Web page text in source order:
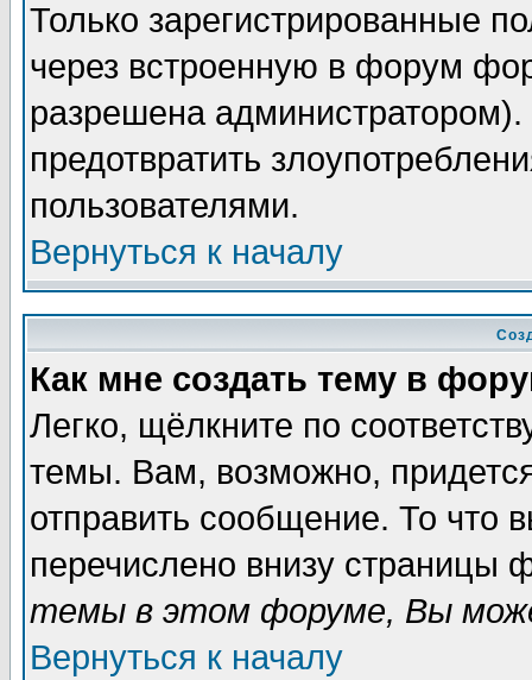
Только зарегистрированные
через встроенную в форум
разрешена
предотвратить
пользователями.
Вернуться к началу
Как мне создать тему в
Легко, щёлкните по
темы. Вам, возможно,
отправить сообщение. То что
перечислено внизу страницы
темы в этом форуме, Вы
Вернуться к началу